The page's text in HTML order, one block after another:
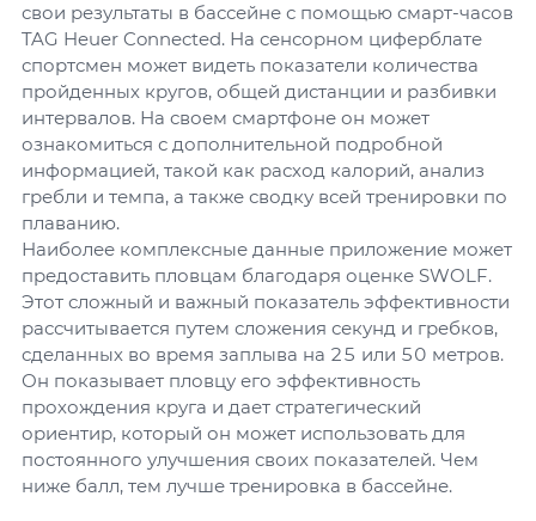
свои результаты в бассейне с помощью смарт-часов
TAG Heuer Connected. На сенсорном циферблате
спортсмен может видеть показатели количества
пройденных кругов, общей дистанции и разбивки
интервалов. На своем смартфоне он может
ознакомиться с дополнительной подробной
информацией, такой как расход калорий, анализ
гребли и темпа, а также сводку всей тренировки по
плаванию.
Наиболее комплексные данные приложение может
предоставить пловцам благодаря оценке SWOLF.
Этот сложный и важный показатель эффективности
рассчитывается путем сложения секунд и гребков,
сделанных во время заплыва на 25 или 50 метров.
Он показывает пловцу его эффективность
прохождения круга и дает стратегический
ориентир, который он может использовать для
постоянного улучшения своих показателей. Чем
ниже балл, тем лучше тренировка в бассейне.